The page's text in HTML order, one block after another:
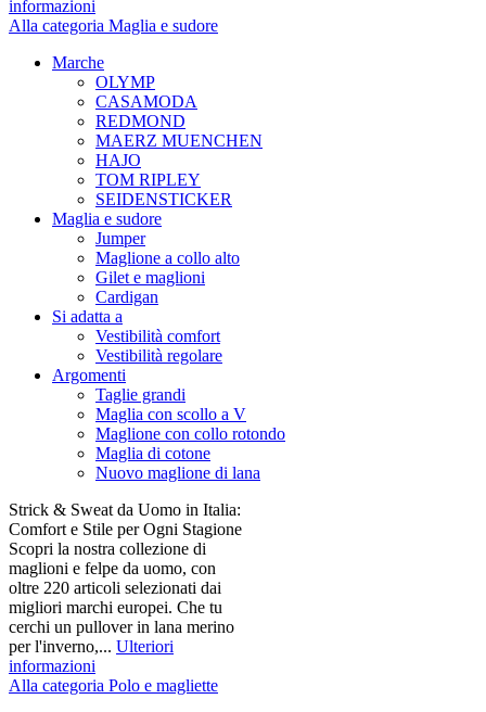
informazioni
Alla categoria Maglia e sudore
Marche
OLYMP
CASAMODA
REDMOND
MAERZ MUENCHEN
HAJO
TOM RIPLEY
SEIDENSTICKER
Maglia e sudore
Jumper
Maglione a collo alto
Gilet e maglioni
Cardigan
Si adatta a
Vestibilità comfort
Vestibilità regolare
Argomenti
Taglie grandi
Maglia con scollo a V
Maglione con collo rotondo
Maglia di cotone
Nuovo maglione di lana
Strick & Sweat da Uomo in Italia:
Comfort e Stile per Ogni Stagione
Scopri la nostra collezione di
maglioni e felpe da uomo, con
oltre 220 articoli selezionati dai
migliori marchi europei. Che tu
cerchi un pullover in lana merino
per l'inverno,... Ulteriori
informazioni
Alla categoria Polo e magliette